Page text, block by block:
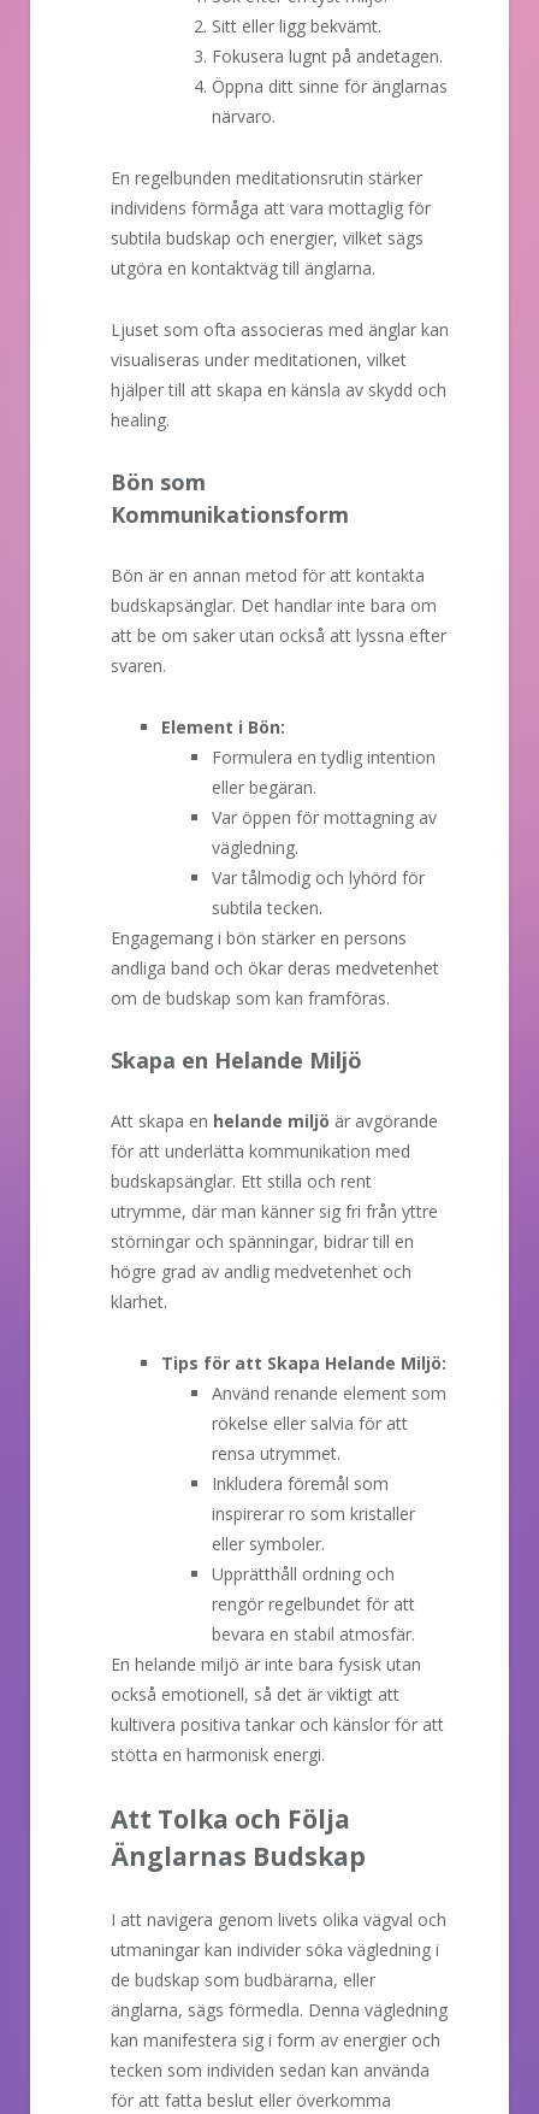
Sitt eller ligg bekvämt.
Fokusera lugnt på andetagen.
Öppna ditt sinne för änglarnas
närvaro.
En regelbunden meditationsrutin stärker
individens förmåga att vara mottaglig för
subtila budskap och energier, vilket sägs
utgöra en kontaktväg till änglarna.
Ljuset som ofta associeras med änglar kan
visualiseras under meditationen, vilket
hjälper till att skapa en känsla av skydd och
healing.
Bön som
Kommunikationsform
Bön är en annan metod för att kontakta
budskapsänglar. Det handlar inte bara om
att be om saker utan också att lyssna efter
svaren.
Element i Bön:
Formulera en tydlig intention
eller begäran.
Var öppen för mottagning av
vägledning.
Var tålmodig och lyhörd för
subtila tecken.
Engagemang i bön stärker en persons
andliga band och ökar deras medvetenhet
om de budskap som kan framföras.
Skapa en Helande Miljö
Att skapa en helande miljö är avgörande
för att underlätta kommunikation med
budskapsänglar. Ett stilla och rent
utrymme, där man känner sig fri från yttre
störningar och spänningar, bidrar till en
högre grad av andlig medvetenhet och
klarhet.
Tips för att Skapa Helande Miljö:
Använd renande element som
rökelse eller salvia för att
rensa utrymmet.
Inkludera föremål som
inspirerar ro som kristaller
eller symboler.
Upprätthåll ordning och
rengör regelbundet för att
bevara en stabil atmosfär.
En helande miljö är inte bara fysisk utan
också emotionell, så det är viktigt att
kultivera positiva tankar och känslor för att
stötta en harmonisk energi.
Att Tolka och Följa
Änglarnas Budskap
I att navigera genom livets olika vägval och
utmaningar kan individer söka vägledning i
de budskap som budbärarna, eller
änglarna, sägs förmedla. Denna vägledning
kan manifestera sig i form av energier och
tecken som individen sedan kan använda
för att fatta beslut eller överkomma